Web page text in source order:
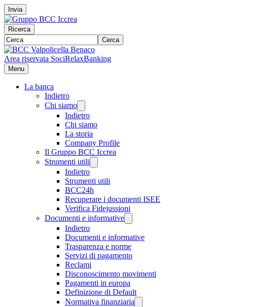
Invia
Ricerca
Cerca
Area riservata SociRelaxBanking
Menu
La banca
Indietro
Chi siamo
Indietro
Chi siamo
La storia
Company Profile
Il Gruppo BCC Iccrea
Strumenti utili
Indietro
Strumenti utili
BCC24h
Recuperare i documenti ISEE
Verifica Fidejussioni
Documenti e informative
Indietro
Documenti e informative
Trasparenza e norme
Servizi di pagamento
Reclami
Disconoscimento movimenti
Pagamenti in europa
Definizione di Default
Normativa finanziaria